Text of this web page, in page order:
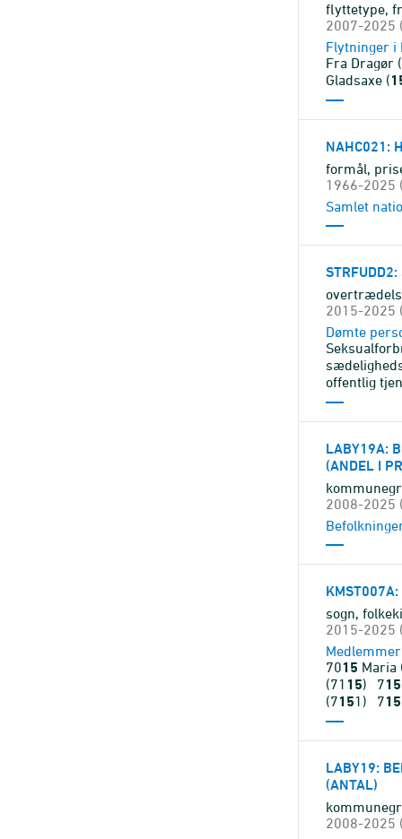
flyttetype,
2007-2025
Flytninger i
Fra Dragør (
Gladsaxe (
NAHC021 :
formål,
1966-2025
Samlet
STRFUDD2:
2015-2025
Dømte
offentlig
LABY19A:
(ANDEL I
2008-2025
KMST007A:
sogn,
2015-2025
7015 Maria
(71 15) 715
(7151) 715
LABY19:
(ANTAL)
2008-2025